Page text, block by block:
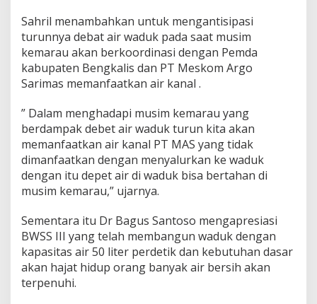
r
p
e
r
d
e
i
k
Sahril menambahkan untuk mengantisipasi
turunnya debat air waduk pada saat musim
kemarau akan berkoordinasi dengan Pemda
kabupaten Bengkalis dan PT Meskom Argo
Sarimas memanfaatkan air kanal .
” Dalam menghadapi musim kemarau yang
berdampak debet air waduk turun kita akan
memanfaatkan air kanal PT MAS yang tidak
dimanfaatkan dengan menyalurkan ke waduk
dengan itu depet air di waduk bisa bertahan di
musim kemarau,” ujarnya.
Sementara itu Dr Bagus Santoso mengapresiasi
BWSS III yang telah membangun waduk dengan
kapasitas air 50 liter perdetik dan kebutuhan dasar
akan hajat hidup orang banyak air bersih akan
terpenuhi.